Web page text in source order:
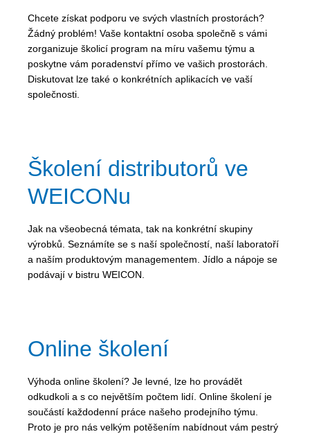
Chcete získat podporu ve svých vlastních prostorách?
Žádný problém! Vaše kontaktní osoba společně s vámi
zorganizuje školicí program na míru vašemu týmu a
poskytne vám poradenství přímo ve vašich prostorách.
Diskutovat lze také o konkrétních aplikacích ve vaší
společnosti.
Školení distributorů ve
WEICONu
Jak na všeobecná témata, tak na konkrétní skupiny
výrobků. Seznámíte se s naší společností, naší laboratoří
a naším produktovým managementem. Jídlo a nápoje se
podávají v bistru WEICON.
Online školení
Výhoda online školení? Je levné, lze ho provádět
odkudkoli a s co největším počtem lidí. Online školení je
součástí každodenní práce našeho prodejního týmu.
Proto je pro nás velkým potěšením nabídnout vám pestrý